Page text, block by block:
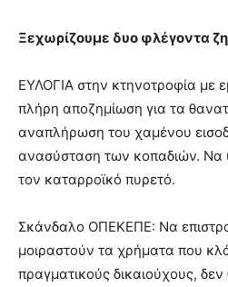
Ξεχωρίζουμε δυο φλέγοντα
ΕΥΛΟΓΙΑ στην κτηνοτροφία με
πλήρη αποζημίωση για τα
αναπλήρωση του χαμένου
ανασύσταση των κοπαδιών. Να
τον καταρροϊκό πυρετό.
Σκάνδαλο ΟΠΕΚΕΠΕ: Να
μοιραστούν τα χρήματα που
πραγματικούς δικαιούχους,